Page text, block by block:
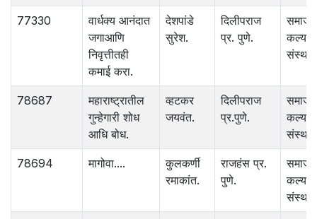
77330
वार्धक्य आनंदात
जगाआणि
निवृत्तीतही
कमाई करा.
देशपांडे
सुरेश.
दिलीपराज
प्र. पुणे.
समाज
कल्याण
संस्था.
78687
महाराष्ट्रातील
गुन्हेगारी शोध
आधि बोध.
व्हटकर
जयवंत.
दिलीपराज
प्र.पुणे.
समाज
कल्याण
संस्था.
78694 मागोवा....
कुलकर्णी
रमाकांत.
राजहंस प्र.
पुणे.
समाज
कल्याण
संस्था.